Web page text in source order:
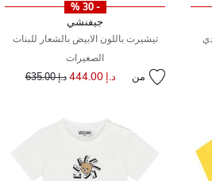
من
- 30 %
جيفنشي
تيشيرت باللون الابيض بالشعار للبنات
الصغيرات
من د.إ 444.00 سعر مخفض من
د.إ 635.00 إلى